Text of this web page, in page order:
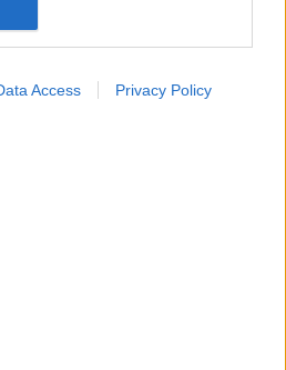
Access Privacy Policy